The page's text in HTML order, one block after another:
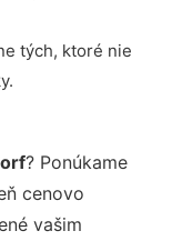
tých, ktoré nie
? Ponúkame
cenovo
vašim